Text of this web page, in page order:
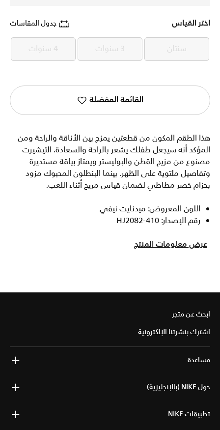
اختر القياس جدول المقاسات
سنتان
سنتان 3 سنوات 3 سنوات 4 سنوات 4 سنوات
القائمة المفضلة
هذا الطقم المكون من قطعتين يمزج بين الأناقة والراحة ومن
المؤكد أنه سيجعل طفلك يشعر بالراحة والسعادة. التيشيرت
مصنوع من مزيج القطن والبوليستر ويمتاز بياقة مستديرة
وتفاصيل ملتوية على الظهر. بينما البنطلون المحبوك مزود
بحزام خصر مطاطي لضمان قياس مريح أثناء اللعب.
اللون المعروض: ميدنايت نيفي
رقم الإصدار: HJ2082-410
عرض معلومات المنتج
ابحث عن متجر
اشترك بنشرتنا الإلكترونية
مساعدة
حول NIKE (بالإنجليزية)
تطبيقات NIKE